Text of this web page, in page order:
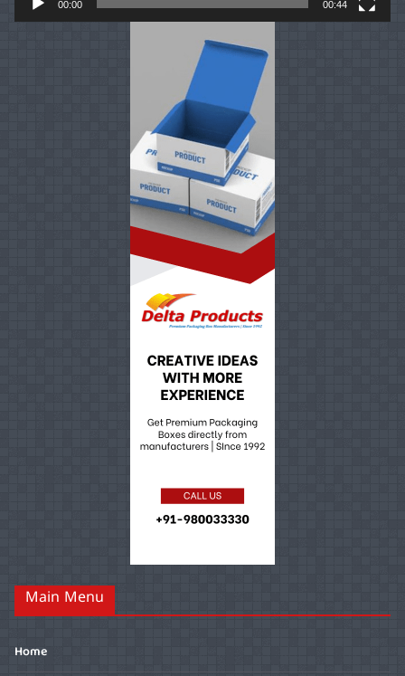
00:00 00:44
Main Menu
Home